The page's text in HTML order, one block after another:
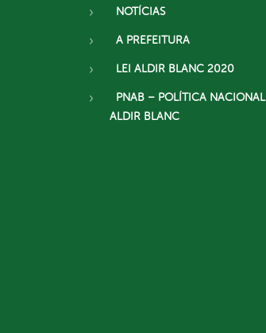
NOTÍCIAS
A PREFEITURA
LEI ALDIR BLANC 2020
PNAB – POLÍTICA NACIONAL
ALDIR BLANC